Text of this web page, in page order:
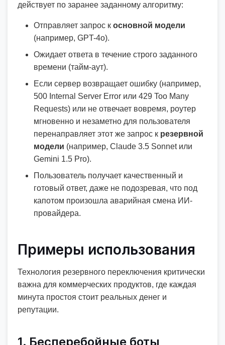
действует по заранее заданному алгоритму:
Отправляет запрос к основной модели
(например, GPT-4o).
Ожидает ответа в течение строго заданного
времени (тайм-аут).
Если сервер возвращает ошибку (например,
500 Internal Server Error или 429 Too Many
Requests) или не отвечает вовремя, роутер
мгновенно и незаметно для пользователя
перенаправляет этот же запрос к резервной
модели (например, Claude 3.5 Sonnet или
Gemini 1.5 Pro).
Пользователь получает качественный и
готовый ответ, даже не подозревая, что под
капотом произошла аварийная смена ИИ-
провайдера.
Примеры использования
Технология резервного переключения критически
важна для коммерческих продуктов, где каждая
минута простоя стоит реальных денег и
репутации.
1. Бесперебойные боты